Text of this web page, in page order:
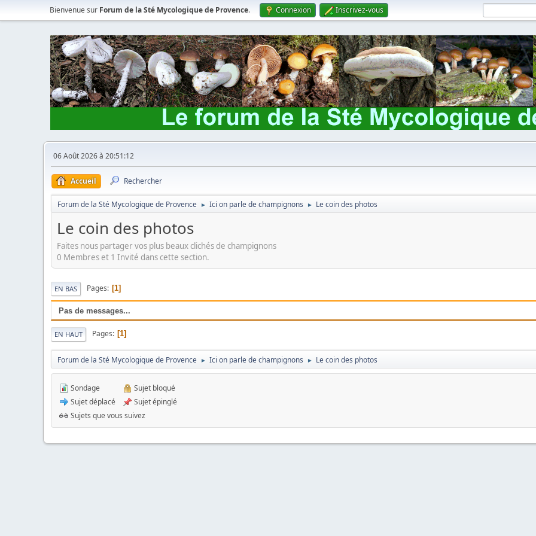
Bienvenue sur Forum de la Sté Mycologique de Provence. Connexion Inscrivez-vous
06 Août 2026 à 20:51:12
Accueil Rechercher
Forum de la Sté Mycologique de Provence ► Ici on parle de champignons ► Le coin des photos
Le coin des photos
Faites nous partager vos plus beaux clichés de champignons
0 Membres et 1 Invité dans cette section.
EN BAS Pages 1
Pas de messages...
EN HAUT Pages 1
Forum de la Sté Mycologique de Provence ► Ici on parle de champignons ► Le coin des photos
Sondage
Sujet déplacé
Sujet bloqué
Sujet épinglé
Sujets que vous suivez